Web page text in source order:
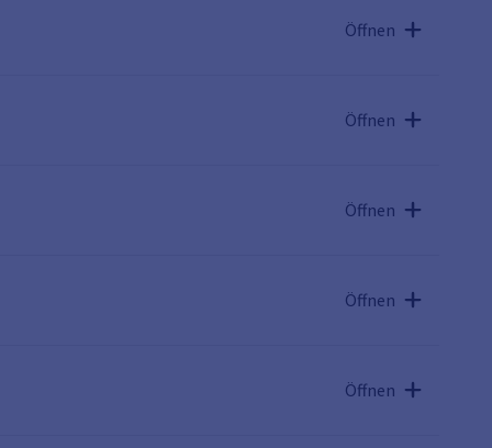
Öffnen
Öffnen
Öffnen
Öffnen
Öffnen